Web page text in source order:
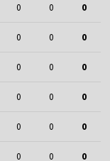
0 0 0
0 0 0
0 0 0
0 0 0
0 0 0
0 0 0